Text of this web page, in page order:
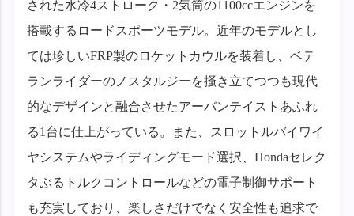
された水冷4ストローク・2気筒の1100ccエンジンを
搭載するロードスポーツモデル。近年のモデルとし
ては珍しいFRP製のロケットカウルを装着し、ベテ
ランライダーのノスタルジーを掻き立てつつも現代
的なデザインと融合させたアーバンテイストあふれ
る1台に仕上がっている。また、スロットルバイワイ
ヤシステムやライディングモード選択、Hondaセレク
タぶるトルクコントロールなどの電子制御サポート
も充実しており、楽しさだけでなく安全性も追求で